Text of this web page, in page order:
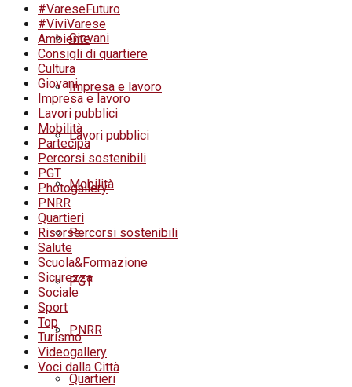
Giovani
Impresa e lavoro
Lavori pubblici
Mobilità
Percorsi sostenibili
PGT
PNRR
Quartieri
#VareseFuturo
#ViviVarese
Ambiente
Consigli di quartiere
Cultura
Giovani
Impresa e lavoro
Lavori pubblici
Mobilità
Partecipa
Percorsi sostenibili
PGT
Photogallery
PNRR
Quartieri
Risorse
Salute
Scuola&Formazione
Sicurezza
Sociale
Sport
Top
Turismo
Videogallery
Voci dalla Città